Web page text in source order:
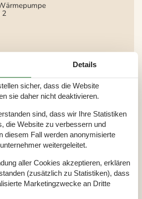
2
2
Details
sicher, dass die Website
sie daher nicht deaktivieren.
sind, dass wir Ihre Statistiken
die Website zu verbessern und
diesem Fall werden anonymisierte
weitergeleitet.
aller Cookies akzeptieren, erklären
(zusätzlich zu Statistiken), dass
Marketingzwecke an Dritte